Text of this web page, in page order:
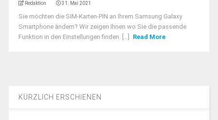
Redaktion 31. Mai 2021
Sie möchten die SIM-Karten-PIN an Ihrem Samsung Galaxy
Smartphone ändern? Wir zeigen Ihnen wo Sie die passende
Funktion in den Einstellungen finden. [...]
Read More
KÜRZLICH ERSCHIENEN